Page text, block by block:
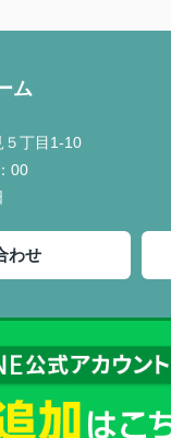
ム
５丁目1-10
00
わせ